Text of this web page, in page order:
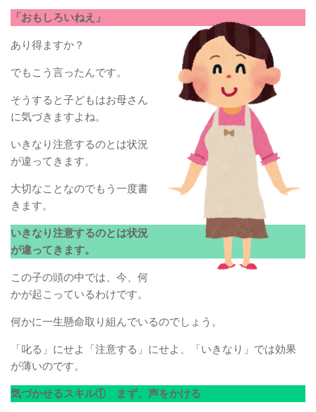
「おもしろいねえ」
あり得ますか？
でもこう言ったんです。
そうすると子どもはお母さん
に気づきますよね。
いきなり注意するのとは状況
が違ってきます。
大切なことなのでもう一度書
きます。
いきなり注意するのとは状況
が違ってきます。
この子の頭の中では、今、何
かが起こっているわけです。
何かに一生懸命取り組んでいるのでしょう。
「叱る」にせよ「注意する」にせよ、「いきなり」では効果
が薄いのです。
気づかせるスキル① まず、声をかける